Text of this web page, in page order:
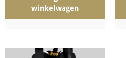
winkelwagen